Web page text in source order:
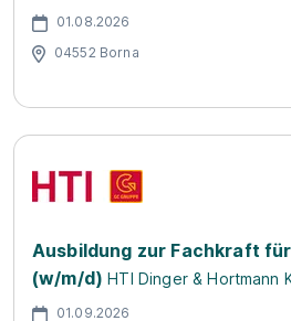
01.08.2026
04552 Borna
Ausbildung zur Fachkraft
(w/m/d) HTI Dinger & Hortmann
01.09.2026